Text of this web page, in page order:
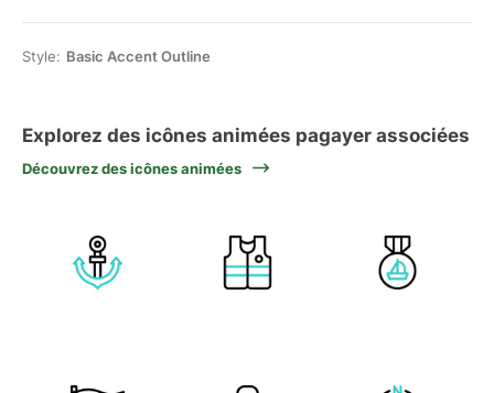
Style: Basic Accent Outline
Explorez des icônes animées pagayer associées
Découvrez des icônes animées